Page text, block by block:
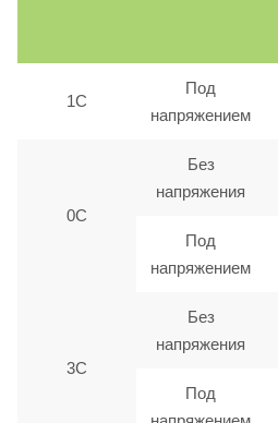
1C
Под
напряжением
0С
Без
напряжения
Под
напряжением
3С
Без
напряжения
Под